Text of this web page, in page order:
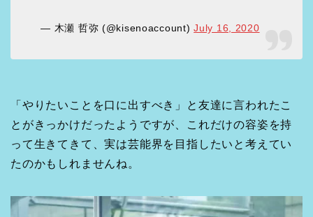
— 木瀬 哲弥 (@kisenoaccount)July 16, 2020
「やりたいことを口に出すべき」と友達に言われたこ
とがきっかけだったようですが、これだけの容姿を持
って生きてきて、実は芸能界を目指したいと考えてい
たのかもしれませんね。